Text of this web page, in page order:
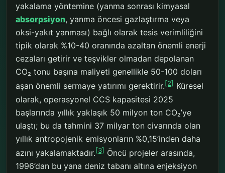
yakalama yöntemine (yanma sonrası kimyasal
absorpsiyon, yanma öncesi gazlaştırma veya
oksi-yakıt yanması) bağlı olarak tesis verimliliğini
tipik olarak %10-40 oranında azaltan önemli enerji
cezaları getirir ve teşvikler olmadan depolanan
CO₂ tonu başına maliyeti genellikle 50-100 doları
aşan önemli sermaye yatırımı gerektirir.[2] Küresel
olarak, operasyonel CCS kapasitesi 2025
başlarında yıllık yaklaşık 50 milyon ton CO₂’ye
ulaştı; bu da tahmini 37 milyar ton civarında olan
yıllık antropojenik emisyonların %0,15’inden daha
azını yakalamaktadır.[3] Öncü projeler arasında,
1996’dan bu yana deniz tabanı altına enjeksiyon